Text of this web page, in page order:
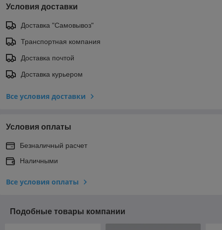
Условия доставки
Доставка "Самовывоз"
Транспортная компания
Доставка почтой
Доставка курьером
Все условия доставки
Условия оплаты
Безналичный расчет
Наличными
Все условия оплаты
Подобные товары компании